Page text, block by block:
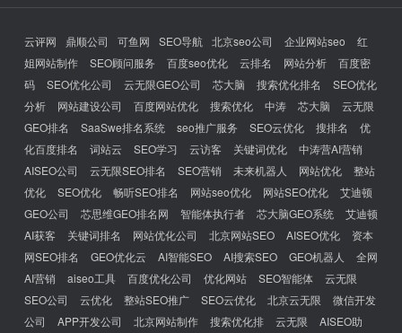
云评网 鼎顺公司 可鱼网 SEO导航 北京seo公司 企业网站seo
红
姐网站制作
SEO顾问服务 百度seo优化 云排名 网站分析
百度密
码
SEO优化公司 云无限GEO公司 芯大脑 搜索优化排名
SEO优化
分析
网站建设公司 百度网站优化 搜索优化 中涛 芯大脑
云无限
GEO排名
SaaSwe排名系统 seo推广服务 SEO云优化 搜排名
优
化百度排名
词站云 SEO学习 云访客 关键词优化
中涛营AI营销
AISEO公司
云无限SEO排名 SEO营销 未来机器人 网站优化
整站
优化
SEO优化 畅听SEO排名 网站seo优化 网站SEO优化
艾迪顿
GEO公司
芯思维GEO排名网 智能体执行者 芯大脑GEO系统
艾迪顿
AI获客
关键词排名 网站优化公司 北京网站SEO AISEO优化
资本
网SEO排名
GEO优化云 AI智能SEO AI搜索SEO GEO机器人
全网
AI营销
aiseo工具 百度优化公司 优化网站 SEO智能体
云无限
SEO公司
云优化 整站SEO推广 SEO云优化 北京云无限
微信开发
公司
APP开发公司 北京网站制作 搜索优化排 云无限 AISEO助